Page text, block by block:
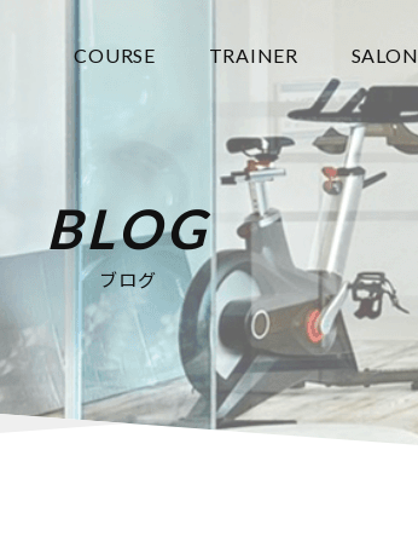
COURSE TRAINER SALON
BLOG
ブログ